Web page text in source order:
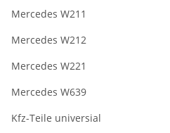
Mercedes W211
Mercedes W212
Mercedes W221
Mercedes W639
Kfz-Teile universial